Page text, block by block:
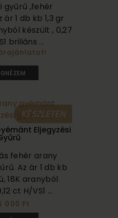
gyűrű ,fehér
1 db kb 1,3 gr
készült , 0,27
briliáns ...
KÉSZLETEN
Eljegyzési
fehér arany
Az ár 1 db kb
18K aranyból
ct H/VS1 ...
000 Ft